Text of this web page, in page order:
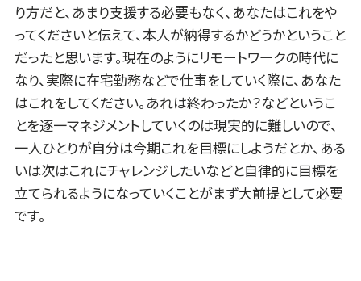
り方だと、あまり支援する必要もなく、あなたはこれをや
ってくださいと伝えて、本人が納得するかどうかということ
だったと思います。現在のようにリモートワークの時代に
なり、実際に在宅勤務などで仕事をしていく際に、あなた
はこれをしてください。あれは終わったか？などというこ
とを逐一マネジメントしていくのは現実的に難しいので、
一人ひとりが自分は今期これを目標にしようだとか、ある
いは次はこれにチャレンジしたいなどと自律的に目標を
立てられるようになっていくことがまず大前提として必要
です。